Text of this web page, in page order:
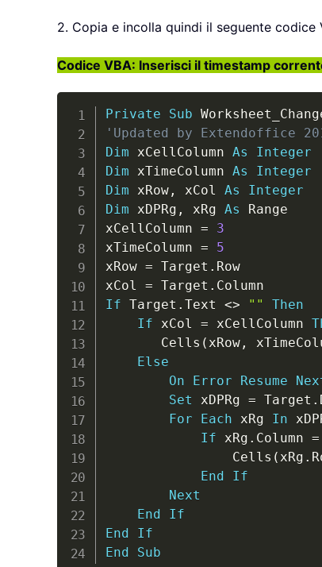
2. Copia e incolla quindi il seguente codice
Codice VBA: Inserisci il timestamp
Private Sub
'Updated by Extendoffice
Dim xCellColumn As
Integer
Dim xTimeColumn As
Integer
Dim xRow, xCol As
Integer
Dim xDPRg , xRg As Range
xCellColumn =
3
xTimeColumn =
5
xRow = Target . Row
xCol = Target .
If Target . Text <> ""
Then
If xCol = xCellColumn
       Cells
( xRow,
Else
On
Error Resume
Set xDPRg = Target .
For
Each xRg In
If xRg . Column =
                Cells
( xRg .
End
If
Next
End
If
End
If
End
Sub